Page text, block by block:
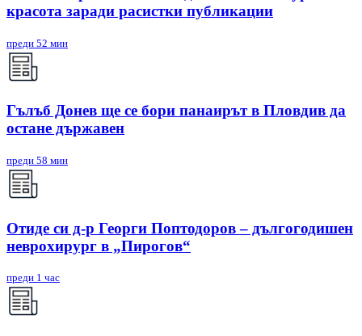
красота заради расистки публикации
преди 52 мин
Гълъб Донев ще се бори панаирът в Пловдив да
остане държавен
преди 58 мин
Отиде си д-р Георги Поптодоров – дългогодишен
неврохирург в „Пирогов“
преди 1 час